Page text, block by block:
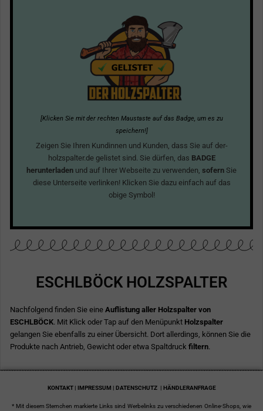
[Klicken Sie mit der rechten Maustaste auf das Badge, um es zu
speichern!]
Zeigen Sie Ihren Kundinnen und Kunden, dass Sie auf der-
holzspalter.de gelistet sind. Sie dürfen, das BADGE
herunterladen und auf Ihrer Webseite zu verwenden, sofern Sie
diese Unterseite verlinken! Klicken Sie dazu einfach auf das
obige Symbol!
ESCHLBÖCK HOLZSPALTER
Nachfolgend finden Sie eine Auflistung aller Holzspalter von
ESCHLBÖCK. Mit Klick oder Tap auf den Menüpunkt Holzspalter
gelangen Sie ebenfalls zu einer Übersicht. Dort allerdings, können Sie die
Produkte nach Antrieb, Gewicht oder etwa Spaltdruck filtern.
KONTAKT | IMPRESSUM | DATENSCHUTZ | HÄNDLERANFRAGE
* Mit diesem Sternchen markierte Links sind Werbelinks zu verschiedenen Online-Shops, wie